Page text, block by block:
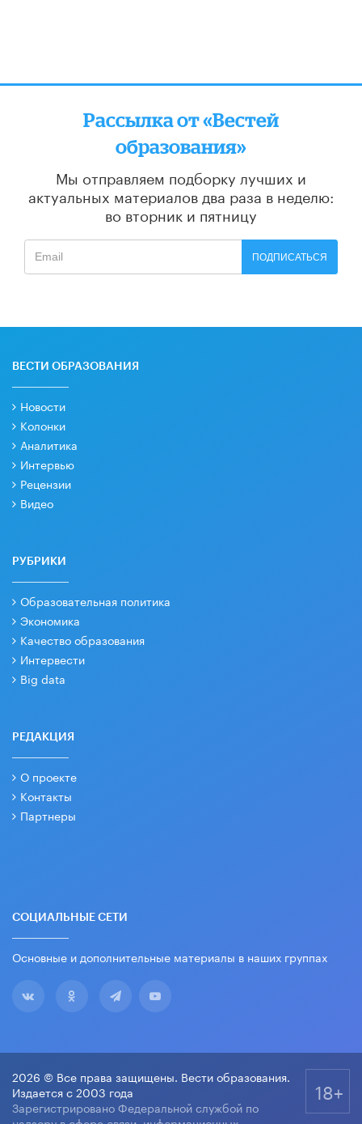
Рассылка от «Вестей
образования»
Мы отправляем подборку лучших и
актуальных материалов два раза в неделю:
во вторник и пятницу
ПОДПИСАТЬСЯ
ВЕСТИ ОБРАЗОВАНИЯ
Новости
Колонки
Аналитика
Интервью
Рецензии
Видео
РУБРИКИ
Образовательная политика
Экономика
Качество образования
Интервести
Big data
РЕДАКЦИЯ
О проекте
Контакты
Партнеры
СОЦИАЛЬНЫЕ СЕТИ
Основные и дополнительные материалы в наших группах
2026 © Все права защищены. Вести образования.
Издается с 2003 года
Зарегистрировано Федеральной службой по
18+